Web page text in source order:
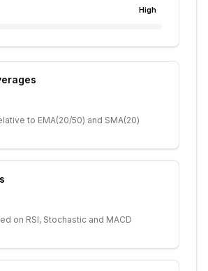
High
to EMA(20/50) and SMA(20)
on RSI, Stochastic and MACD